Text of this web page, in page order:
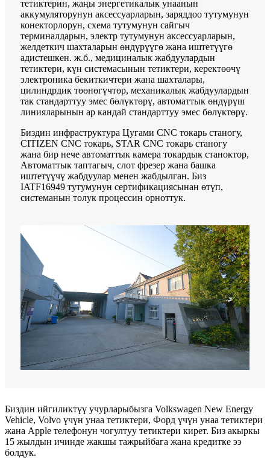
тетиктерин, жаңы энергетикалык унаанын
аккумуляторунун аксессуарларын, заряддоо тутумунун
конекторлорун, схема тутумунун сайгыч
терминалдарын, электр тутумунун аксессуарларын,
желдеткич шахталарын өндүрүүгө жана иштетүүгө
адистешкен. ж.б., медициналык жабдуулардын
тетиктери, күн системасынын тетиктери, керектөөчү
электроника бекиткичтери жана шахталары,
цилиндрдик төөнөгүчтөр, механикалык жабдуулардын
так стандарттуу эмес бөлүктөрү, автоматтык өндүрүш
линияларынын ар кандай стандарттуу эмес бөлүктөрү.
Биздин инфраструктура Цугами CNC токарь станогу,
CITIZEN CNC токарь, STAR CNC токарь станогу
жана бир нече автоматтык камера токардык станоктор,
Автоматтык таптагыч, слот фрезер жана башка
иштетүүчү жабдуулар менен жабдылган. Биз
IATF16949 тутумунун сертификациясынан өтүп,
системанын толук процессин орноттук.
Биздин ийгиликтүү учурларыбызга Volkswagen New Energy
Vehicle, Volvo үчүн унаа тетиктери, Форд үчүн унаа тетиктери
жана Apple телефонун чогултуу тетиктери кирет. Биз акыркы
15 жылдын ичинде жакшы тажрыйбага жана кредитке ээ
болдук.